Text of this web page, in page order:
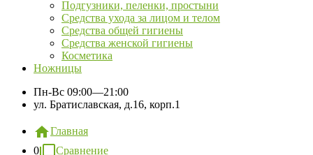
Подгузники, пеленки, простыни
Средства ухода за лицом и телом
Средства общей гигиены
Средства женской гигиены
Косметика
Ножницы
Пн-Вс 09:00—21:00
ул. Братиславская, д.16, корп.1
Главная
0
Сравнение